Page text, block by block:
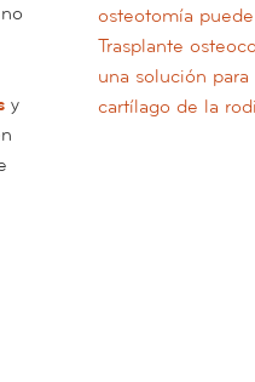
y
osteotomía
Trasplante
una solución
cartílago de la